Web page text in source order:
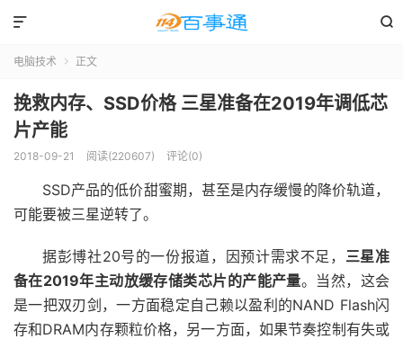


电脑技术  正文
挽救内存、SSD价格 三星准备在2019年调低芯
片产能
2018-09-21 阅读(220607) 评论(0)
SSD产品的低价甜蜜期，甚至是内存缓慢的降价轨道，
可能要被三星逆转了。
据彭博社20号的一份报道，因预计需求不足， 三星准
备在2019年主动放缓存储类芯片的产能产量。当然，这会
是一把双刃剑，一方面稳定自己赖以盈利的NAND Flash闪
存和DRAM内存颗粒价格，另一方面，如果节奏控制有失或